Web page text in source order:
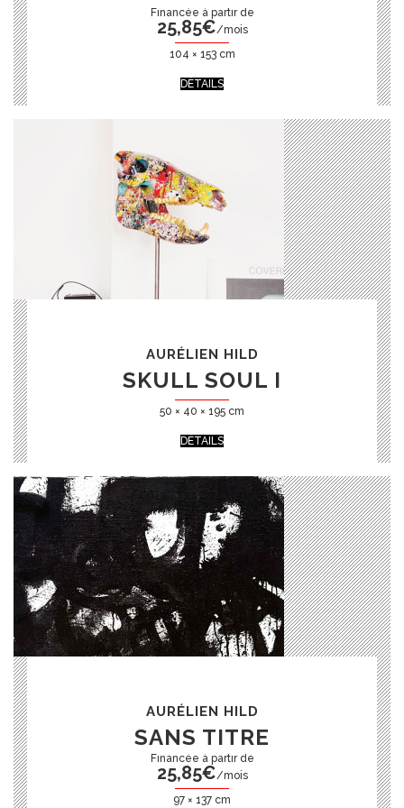
25,85€/mois
104 × 153 cm
DÉTAILS
AURÉLIEN HILD
SKULL SOUL I
50 × 40 × 195 cm
DÉTAILS
AURÉLIEN HILD
SANS TITRE
25,85€/mois
97 × 137 cm